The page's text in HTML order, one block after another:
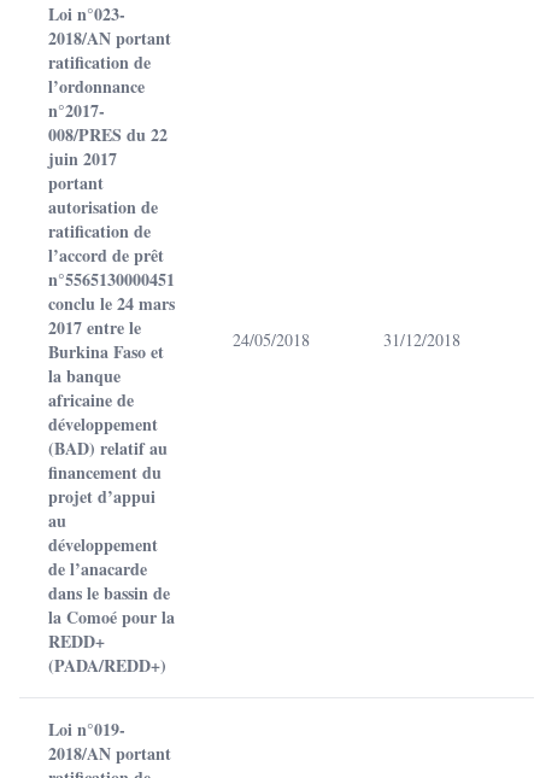
Loi n°023-
2018/AN portant
ratification de
l’ordonnance
n°2017-
008/PRES du 22
juin 2017
portant
autorisation de
ratification de
l’accord de prêt
n°5565130000451
conclu le 24 mars
2017 entre le
Burkina Faso et
la banque
africaine de
développement
(BAD) relatif au
financement du
projet d’appui
au
développement
de l’anacarde
dans le bassin de
la Comoé pour la
REDD+
(PADA/REDD+)
24/05/2018 31/12/2018
Loi n°019-
2018/AN portant